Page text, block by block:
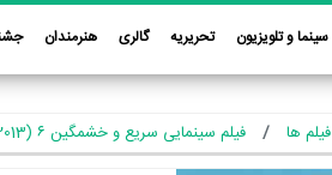
سینما و تلویزیون تحریریه گالری هنرمندان
فیلم ها فیلم سینمایی سریع و خشمگین ۶ (2013)